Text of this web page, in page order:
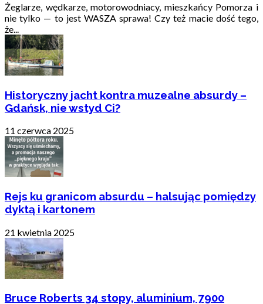
Żeglarze, wędkarze, motorowodniacy, mieszkańcy Pomorza i
nie tylko — to jest WASZA sprawa! Czy też macie dość tego,
że...
Historyczny jacht kontra muzealne absurdy –
Gdańsk, nie wstyd Ci?
11 czerwca 2025
Rejs ku granicom absurdu – halsując pomiędzy
dyktą i kartonem
21 kwietnia 2025
Bruce Roberts 34 stopy, aluminium, 7900